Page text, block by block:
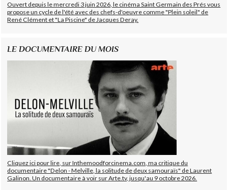
Ouvert depuis le mercredi 3 juin 2026, le cinéma Saint Germain des Prés vous
propose un cycle de l'été avec des chefs-d'oeuvre comme "Plein soleil" de
René Clément et "La Piscine" de Jacques Deray.
LE DOCUMENTAIRE DU MOIS
Cliquez ici pour lire, sur Inthemoodforcinema.com, ma critique du
documentaire "Delon - Melville, la solitude de deux samouraïs" de Laurent
Galinon. Un documentaire à voir sur Arte.tv, jusqu'au 9 octobre 2026.